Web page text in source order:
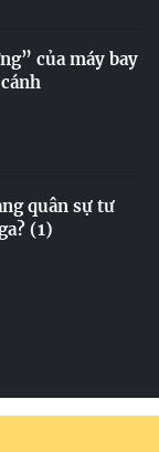
của máy bay
quân sự tư
(1)